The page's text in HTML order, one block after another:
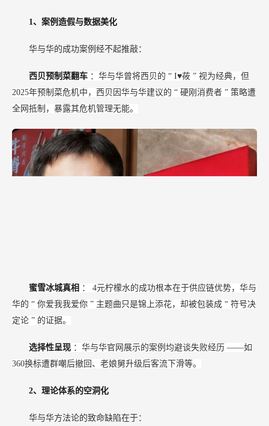
1、案例造假与数据美化
华与华的成功案例经不起推敲：
西贝预制菜翻车 ：华与华曾将西贝的 “ I♥莜 ” 视为经典，但
2025年预制菜危机中，西贝因华与华建议的 “ 硬刚消费者 ” 策略遭
全网抵制，暴露其危机管理无能。
蜜雪冰城真相 ： 4元柠檬水的成功根本在于供应链优势，华与
华的 “ 你爱我我爱你 ” 主题曲只是锦上添花，却被包装成 “ 符号决
定论 ” 的证据。
选择性呈现 ：华与华官网展示的案例均避谈失败经历 ——如
360换标遭群嘲后撤回、老娘舅升级后客流下滑等。
2、理论体系的空洞化
华与华方法论的致命缺陷在于：